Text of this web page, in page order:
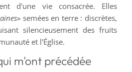
d'une vie consacrée. Elles
» semées en terre : discrètes,
silencieusement des fruits
et l'Église.
m'ont précédée